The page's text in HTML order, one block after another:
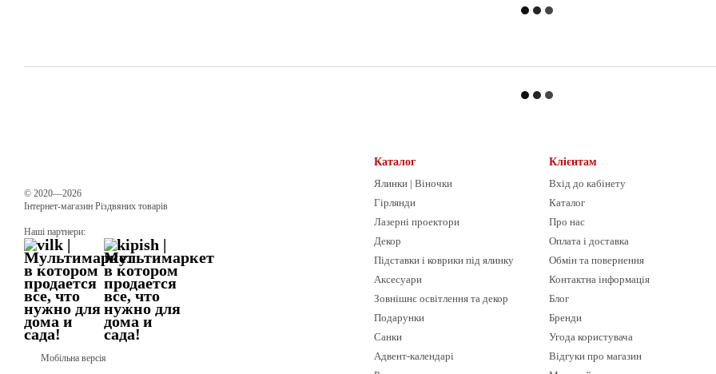
© 2020—2026
Інтернет-магазин Різдвяних товарів
Наші партнери:
Мобільна версія
Каталог
Ялинки | Віночки
Гірлянди
Лазерні проектори
Декор
Підставки і коврики під ялинку
Аксесуари
Зовнішнє освітлення та декор
Подарунки
Санки
Адвент-календарі
Клієнтам
Вхід до кабінету
Каталог
Про нас
Оплата і доставка
Обмін та повернення
Контактна інформація
Блог
Бренди
Угода користувача
Відгуки про магазин